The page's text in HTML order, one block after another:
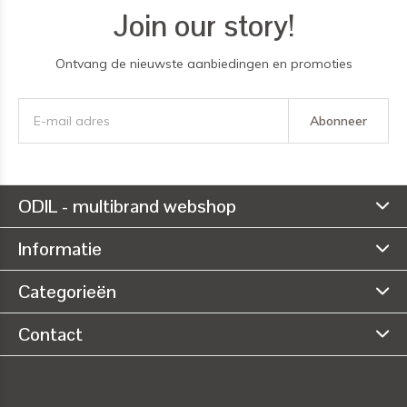
Join our story!
Ontvang de nieuwste aanbiedingen en promoties
Abonneer
ODIL - multibrand webshop
Informatie
Categorieën
Contact